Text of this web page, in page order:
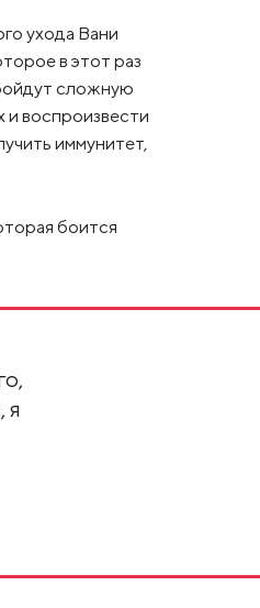
ухода Вани
в этот раз
сложную
воспроизвести
иммунитет,
боится
я